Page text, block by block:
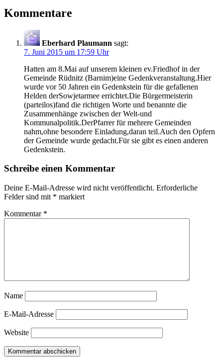
Kommentare
Eberhard Plaumann sagt:
7. Juni 2015 um 17:59 Uhr
Hatten am 8.Mai auf unserem kleinen ev.Friedhof in der
Gemeinde Rüdnitz (Barnim)eine Gedenkveranstaltung.Hier
wurde vor 50 Jahren ein Gedenkstein für die gefallenen
Helden derSowjetarmee errichtet.Die Bürgermeisterin
(parteilos)fand die richtigen Worte und benannte die
Zusammenhänge zwischen der Welt-und
Kommunalpolitik.DerPfarrer für mehrere Gemeinden
nahm,ohne besondere Einladung,daran teil.Auch den Opfern
der Gemeinde wurde gedacht.Für sie gibt es einen anderen
Gedenkstein.
Schreibe einen Kommentar
Deine E-Mail-Adresse wird nicht veröffentlicht. Erforderliche
Felder sind mit * markiert
Kommentar *
Name
E-Mail-Adresse
Website